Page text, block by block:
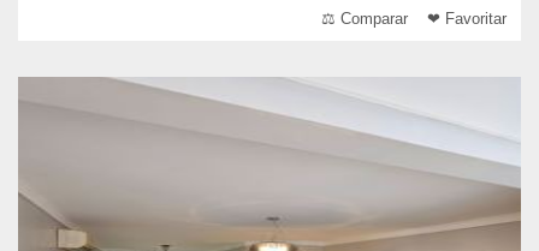
⚖ Comparar ❤ Favoritar